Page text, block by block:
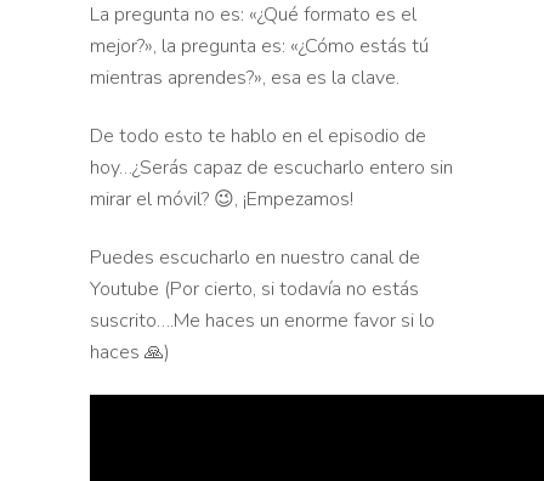
La pregunta no es: «¿Qué formato es el
mejor?», la pregunta es: «¿Cómo estás tú
mientras aprendes?», esa es la clave.
De todo esto te hablo en el episodio de
hoy…¿Serás capaz de escucharlo entero sin
mirar el móvil? 😉, ¡Empezamos!
Puedes escucharlo en nuestro canal de
Youtube (Por cierto, si todavía no estás
suscrito….Me haces un enorme favor si lo
haces 🙏)